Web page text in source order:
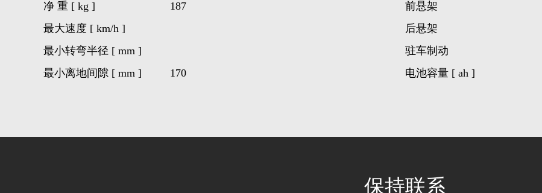
净 重 [ kg ]
187
最大速度 [ km/h ]
最小转弯半径 [ mm ]
最小离地间隙 [ mm ]
170
前悬架
后悬架
驻车制动
电池容量 [ ah ]